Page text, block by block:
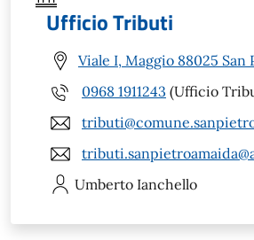
Ufficio Tributi
Viale I, Maggio 88025 San
0968 1911243 (Ufficio
Umberto Ianchello